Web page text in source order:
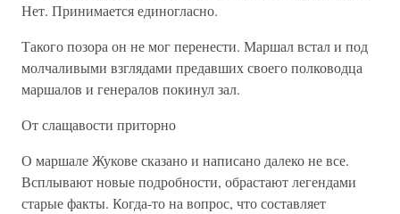
Нет. Принимается единогласно.
Такого позора он не мог перенести. Маршал встал и под
молчаливыми взглядами предавших своего полководца
маршалов и генералов покинул зал.
От слащавости приторно
О маршале Жукове сказано и написано далеко не все.
Всплывают новые подробности, обрастают легендами
старые факты. Когда-то на вопрос, что составляет